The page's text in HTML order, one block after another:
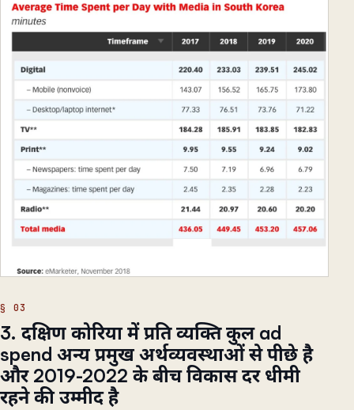
3. दक्षिण कोरिया में प्रति व्यक्ति कुल ad
spend अन्य प्रमुख अर्थव्यवस्थाओं से पीछे है
और 2019-2022 के बीच विकास दर धीमी
रहने की उम्मीद है